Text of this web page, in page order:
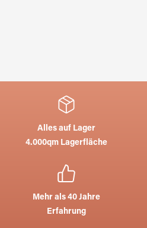
Alles auf Lager
4.000qm Lagerfläche
Mehr als 40 Jahre
Erfahrung